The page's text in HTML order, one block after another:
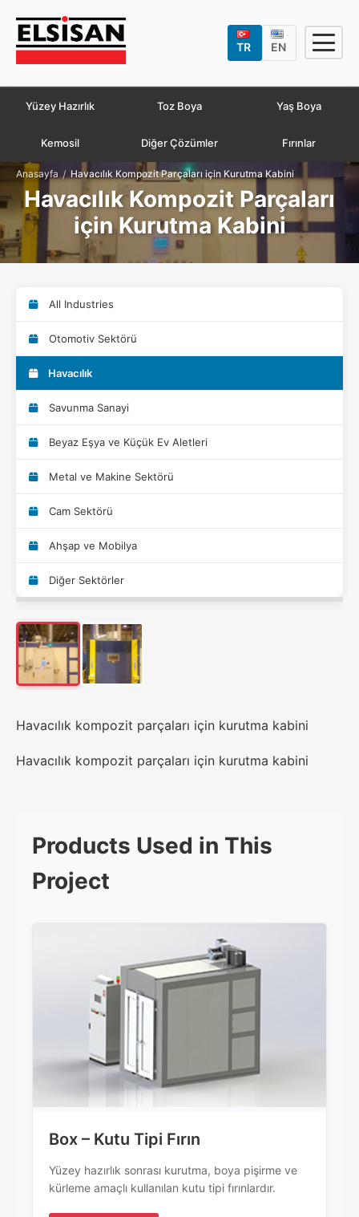
TR EN
Yüzey Hazırlık Toz Boya Yaş Boya
Kemosil Diğer Çözümler Fırınlar
Anasayfa / Havacılık Kompozit Parçaları için Kurutma Kabini
Havacılık Kompozit Parçaları
için Kurutma Kabini
All Industries
Otomotiv Sektörü
Havacılık
Savunma Sanayi
Beyaz Eşya ve Küçük Ev Aletleri
Metal ve Makine Sektörü
Cam Sektörü
Ahşap ve Mobilya
Diğer Sektörler
Havacılık kompozit parçaları için kurutma kabini
Havacılık kompozit parçaları için kurutma kabini
Products Used in This
Project
Box – Kutu Tipi Fırın
Yüzey hazırlık sonrası kurutma, boya pişirme ve
kürleme amaçlı kullanılan kutu tipi fırınlardır.